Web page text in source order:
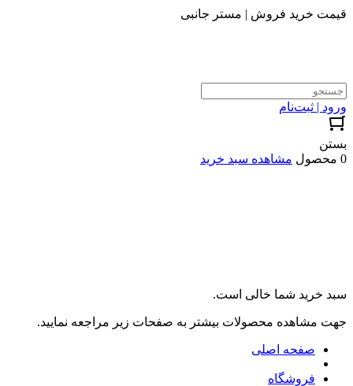
قیمت خرید فروش | مستر جانبی
ورود | ثبت‌نام
بستن
0 محصول
مشاهده سبد خرید
سبد خرید شما خالی است.
جهت مشاهده محصولات بیشتر به صفحات زیر مراجعه نمایید.
صفحه اصلی
فروشگاه